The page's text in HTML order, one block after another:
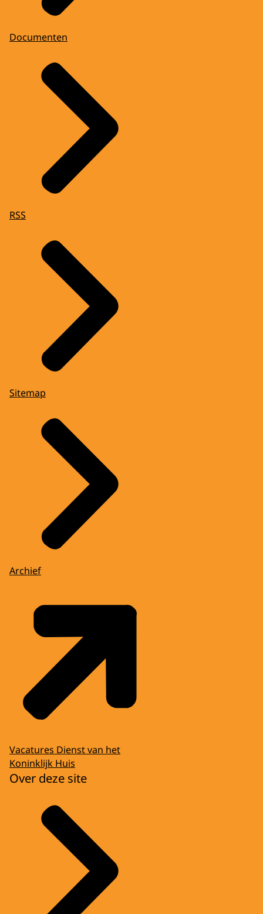
Documenten
RSS
Sitemap
Archief
Vacatures Dienst van het
Koninklijk Huis
Over deze site